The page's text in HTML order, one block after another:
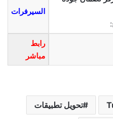
السيرفرات
رابط
مباشر
تحويل تطبيقات